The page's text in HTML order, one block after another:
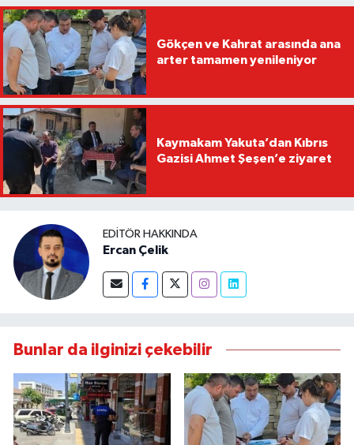
Gökçen ve Kahrat arasında ana
arter tamamen yenileniyor
Kaymakam Yakuta’dan Kıbrıs
Gazisi Ahmet Şeşen’e ziyaret
EDITÖR HAKKINDA
Ercan Çelik
Bunlar da ilginizi çekebilir